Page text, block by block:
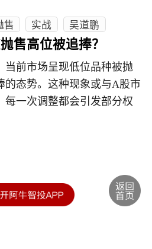
售 实战
吴道鹏
售高位被追捧？
当前市场呈现低位品种被抛
的态势。这种现象或与A股市
每一次调整都会引发部分权